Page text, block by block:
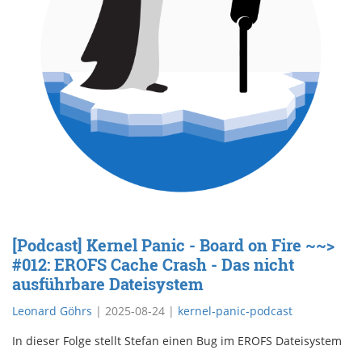
[Podcast] Kernel Panic - Board on Fire ~~>
#012: EROFS Cache Crash - Das nicht
ausführbare Dateisystem
Leonard Göhrs | 2025-08-24 | kernel-panic-podcast
In dieser Folge stellt Stefan einen Bug im EROFS Dateisystem